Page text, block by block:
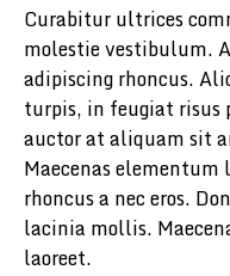
Curabitur ultrices
molestie vestibulum.
adipiscing rhoncus.
turpis, in feugiat risus
auctor at aliquam sit
Maecenas
rhoncus a nec eros.
lacinia mollis.
laoreet.